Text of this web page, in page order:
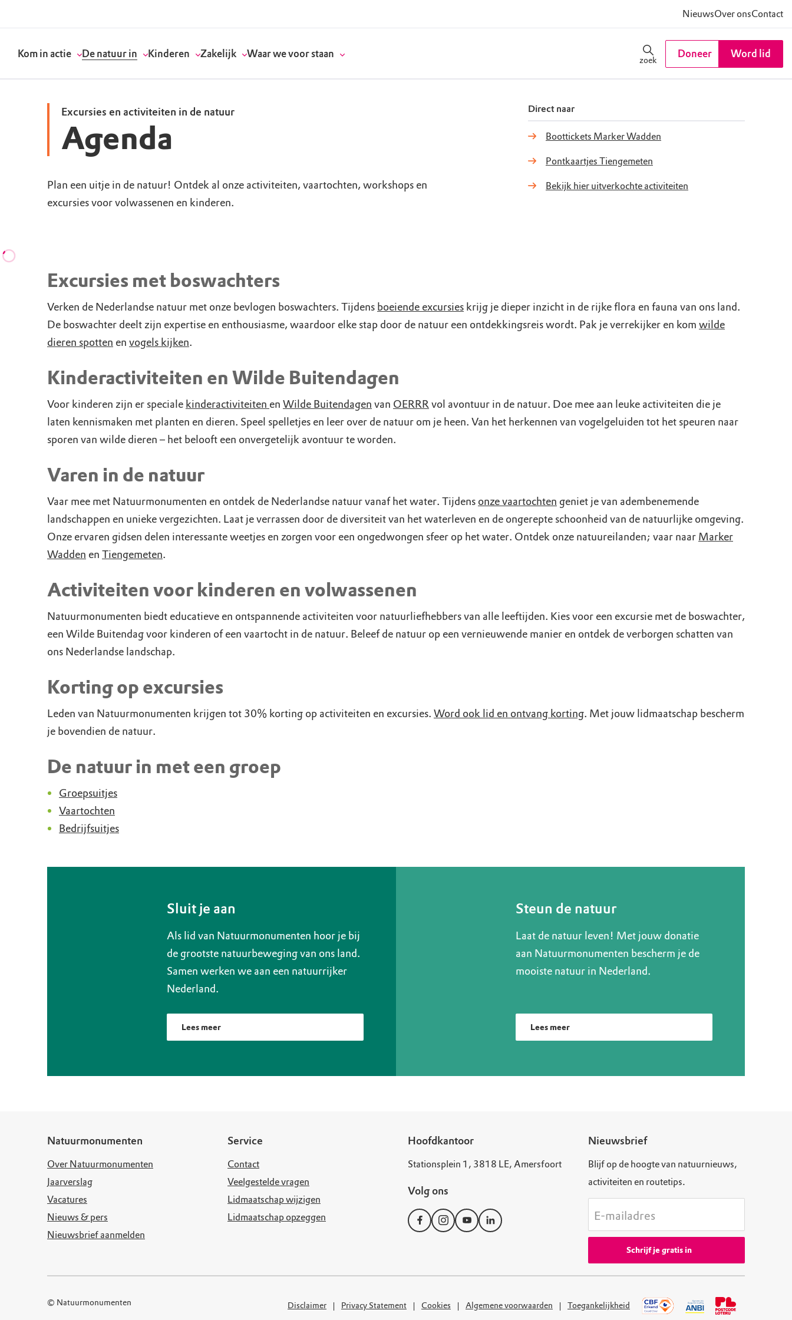
NieuwsOver onsContact
Kom in actie
Word vrijwilliger
De natuur in
Natuurgebieden
Toegang en bezoek
Kinderen
Verjaardagsfeestjes
Zakelijk
Vergaderen in de natuur
Waar we voor staan
Actuele thema's
Jaarverslag
zoek
Doneer Word lid
Excursies en activiteiten in de natuur
Agenda
Plan een uitje in de natuur! Ontdek al onze activiteiten, vaartochten, workshops en
excursies voor volwassenen en kinderen.
Direct naar
Boottickets Marker Wadden
Pontkaartjes Tiengemeten
Bekijk hier uitverkochte activiteiten
Excursies met boswachters
Verken de Nederlandse natuur met onze bevlogen boswachters. Tijdens boeiende excursies krijg je dieper inzicht in de rijke flora en fauna van ons land.
De boswachter deelt zijn expertise en enthousiasme, waardoor elke stap door de natuur een ontdekkingsreis wordt. Pak je verrekijker en kom wilde
dieren spotten en vogels kijken.
Kinderactiviteiten en Wilde Buitendagen
Voor kinderen zijn er speciale kinderactiviteiten en Wilde Buitendagen van OERRRvol avontuur in de natuur. Doe mee aan leuke activiteiten die je
laten kennismaken met planten en dieren. Speel spelletjes en leer over de natuur om je heen. Van het herkennen van vogelgeluiden tot het speuren naar
sporen van wilde dieren – het belooft een onvergetelijk avontuur te worden.
Varen in de natuur
Vaar mee met Natuurmonumenten en ontdek de Nederlandse natuur vanaf het water. Tijdens onze vaartochten geniet je van adembenemende
landschappen en unieke vergezichten. Laat je verrassen door de diversiteit van het waterleven en de ongerepte schoonheid van de natuurlijke omgeving.
Onze ervaren gidsen delen interessante weetjes en zorgen voor een ongedwongen sfeer op het water. Ontdek onze natuureilanden; vaar naar Marker
Wadden en Tiengemeten.
Activiteiten voor kinderen en volwassenen
Natuurmonumenten biedt educatieve en ontspannende activiteiten voor natuurliefhebbers van alle leeftijden. Kies voor een excursie met de boswachter,
een Wilde Buitendag voor kinderen of een vaartocht in de natuur. Beleef de natuur op een vernieuwende manier en ontdek de verborgen schatten van
ons Nederlandse landschap.
Korting op excursies
Leden van Natuurmonumenten krijgen tot 30% korting op activiteiten en excursies. Word ook lid en ontvang korting. Met jouw lidmaatschap bescherm
je bovendien de natuur.
De natuur in met een groep
Groepsuitjes
Vaartochten
Bedrijfsuitjes
Sluit je aan
Als lid van Natuurmonumenten hoor je bij
de grootste natuurbeweging van ons land.
Samen werken we aan een natuurrijker
Nederland.
Lees meer
Steun de natuur
Laat de natuur leven! Met jouw donatie
aan Natuurmonumenten bescherm je de
mooiste natuur in Nederland.
Lees meer
Natuurmonumenten
Over Natuurmonumenten
Jaarverslag
Vacatures
Nieuws & pers
Nieuwsbrief aanmelden
Service
Contact
Veelgestelde vragen
Lidmaatschap wijzigen
Lidmaatschap opzeggen
Hoofdkantoor
Stationsplein 1, 3818 LE, Amersfoort
Volg ons
Nieuwsbrief
Blijf op de hoogte van natuurnieuws,
activiteiten en routetips.
E-mailadres
Schrijf je gratis in
© Natuurmonumenten Disclaimer Privacy Statement Cookies Algemene voorwaarden Toegankelijkheid